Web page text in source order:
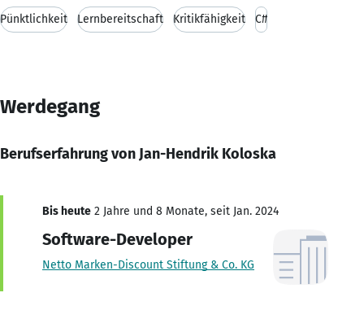
Pünktlichkeit Lernbereitschaft Kritikfähigkeit C#
Werdegang
Berufserfahrung von Jan-Hendrik Koloska
Bis heute 2 Jahre und 8 Monate, seit Jan. 2024
Software-Developer
Netto Marken-Discount Stiftung & Co. KG